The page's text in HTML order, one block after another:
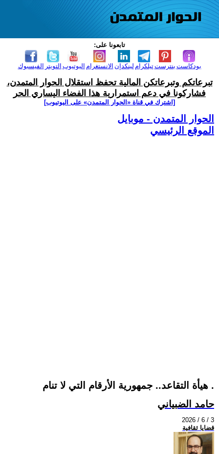
تابعونا على:
الفيسبوك التويتر اليوتيوب الانستغرام لينكدإن تيلكرامبنترست بودكاست
تبرعاتكم وتبرعاتكن المالية تحفظ استقلال الحوار المتمدن،
فشاركونا في دعم استمرارية هذا الفضاء اليساري الحر
[اشترك في قناة ‫«الحوار المتمدن» على اليوتيوب]
الحوار المتمدن - موبايل
الموقع الرئيسي
هيأة التقاعد.. جمهورية الأرقام التي لا تنام .
حامد الضبياني
2026 / 6 / 3
قضايا ثقافية